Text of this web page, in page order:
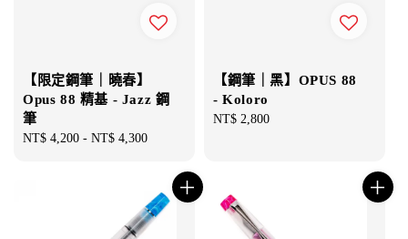
【限定鋼筆｜曉春】
Opus 88 精基 - Jazz 鋼
筆
Regular
NT$ 4,200 - NT$ 4,300
【鋼筆｜黑】OPUS 88
- Koloro
Regular
NT$ 2,800